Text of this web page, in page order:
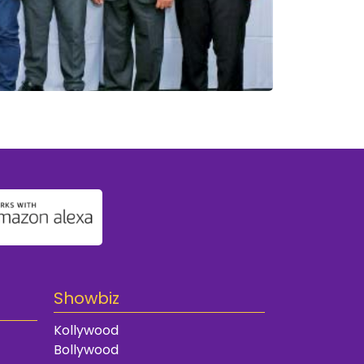
Showbiz
Kollywood
Bollywood